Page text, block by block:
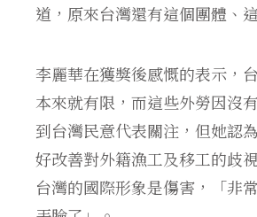
道，原來台灣還有這個團體、
李麗華在獲獎後感慨的表示，
本來就有限，而這些外勞因沒
到台灣民意代表關注，但她認
好改善對外籍漁工及移工的歧
台灣的國際形象是傷害，「非